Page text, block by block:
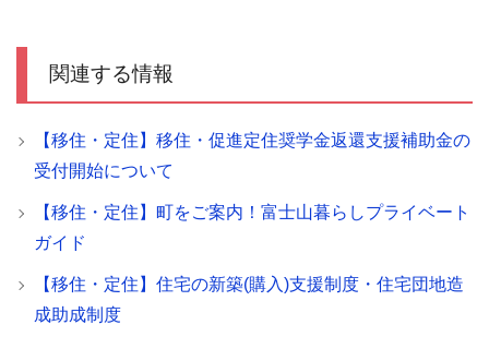
関連する情報
【移住・定住】移住・促進定住奨学金返還支援補助金の
受付開始について
【移住・定住】町をご案内！富士山暮らしプライベート
ガイド
【移住・定住】住宅の新築(購入)支援制度・住宅団地造
成助成制度